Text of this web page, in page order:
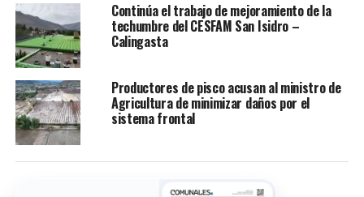
Continúa el trabajo de mejoramiento de la
techumbre del CESFAM San Isidro –
Calingasta
Productores de pisco acusan al ministro de
Agricultura de minimizar daños por el
sistema frontal